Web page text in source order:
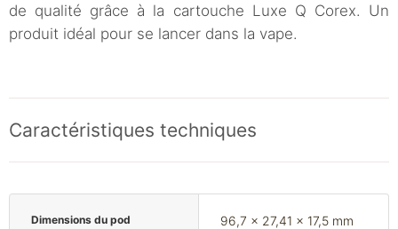
de qualité grâce à la cartouche Luxe Q Corex. Un
produit idéal pour se lancer dans la vape.
Caractéristiques techniques
Dimensions du pod 96,7 x 27,41 x 17,5 mm